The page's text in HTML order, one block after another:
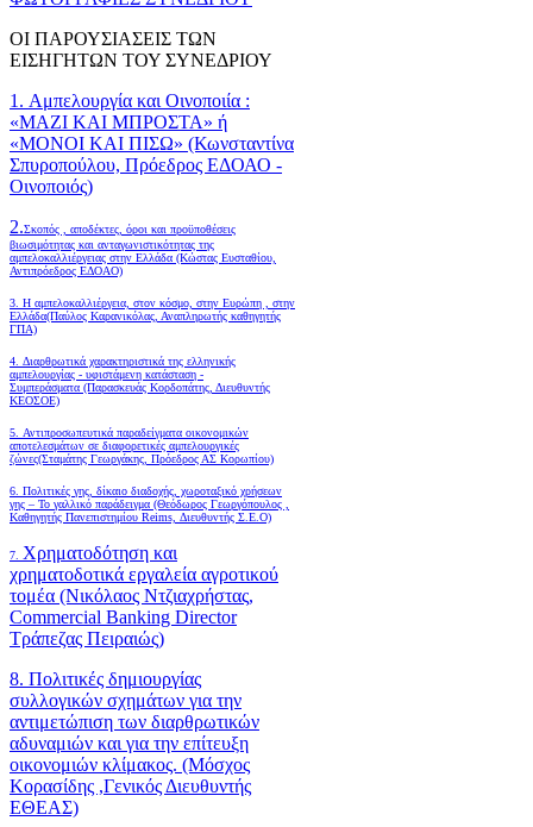
ΟΙ ΠΑΡΟΥΣΙΑΣΕΙΣ ΤΩΝ
ΕΙΣΗΓΗΤΩΝ ΤΟΥ ΣΥΝΕΔΡΙΟΥ
1. Αμπελουργία και Οινοποιία :
«ΜΑΖΙ ΚΑΙ ΜΠΡΟΣΤΑ» ή
«ΜΟΝΟΙ ΚΑΙ ΠΙΣΩ» (Κωνσταντίνα
Σπυροπούλου, Πρόεδρος ΕΔΟΑΟ -
Οινοποιός)
2.Σκοπός , αποδέκτες, όροι και προϋποθέσεις
βιωσιμότητας και ανταγωνιστικότητας της
αμπελοκαλλιέργειας στην Ελλάδα (Κώστας Ευσταθίου,
Αντιπρόεδρος ΕΔΟΑΟ)
3. Η αμπελοκαλλιέργεια, στον κόσμο, στην Ευρώπη , στην
Ελλάδα(Παύλος Καρανικόλας, Αναπληρωτής καθηγητής
ΓΠΑ)
4. Διαρθρωτικά χαρακτηριστικά της ελληνικής
αμπελουργίας - υφιστάμενη κατάσταση -
Συμπεράσματα (Παρασκευάς Κορδοπάτης, Διευθυντής
ΚΕΟΣΟΕ)
5. Αντιπροσωπευτικά παραδείγματα οικονομικών
αποτελεσμάτων σε διαφορετικές αμπελουργικές
ζώνες(Σταμάτης Γεωργάκης, Πρόεδρος ΑΣ Κορωπίου)
6. Πολιτικές γης, δίκαιο διαδοχής, χωροταξικό χρήσεων
γης – Το γαλλικό παράδειγμα (Θεόδωρος Γεωργόπουλος ,
Καθηγητής Πανεπιστημίου Reims, Διευθυντής Σ.Ε.Ο)
7. Χρηματοδότηση και
χρηματοδοτικά εργαλεία αγροτικού
τομέα (Νικόλαος Ντζιαχρήστας,
Commercial Banking Director
Τράπεζας Πειραιώς)
8. Πολιτικές δημιουργίας
συλλογικών σχημάτων για την
αντιμετώπιση των διαρθρωτικών
αδυναμιών και για την επίτευξη
οικονομιών κλίμακος. (Μόσχος
Κορασίδης ,Γενικός Διευθυντής
ΕΘΕΑΣ)